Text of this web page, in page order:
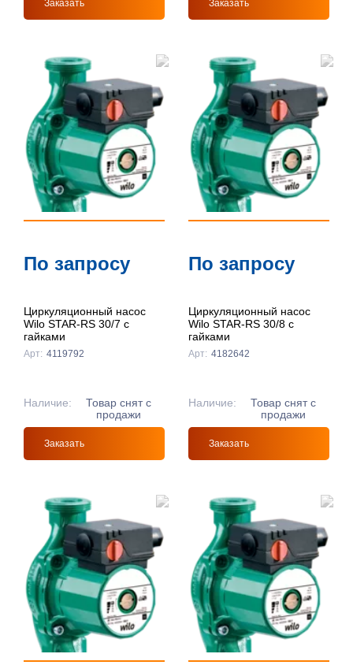
Заказать Заказать
По запросу
Циркуляционный насос
Wilo STAR-RS 30/7 с
гайками
Арт: 4119792
Наличие:
Товар снят с
продажи
Заказать
По запросу
Циркуляционный насос
Wilo STAR-RS 30/8 с
гайками
Арт: 4182642
Наличие:
Товар снят с
продажи
Заказать